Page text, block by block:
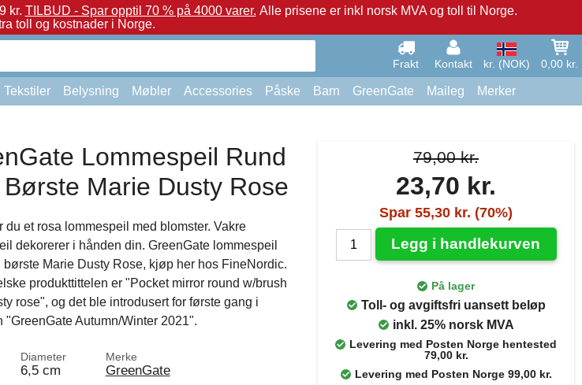
kr. TILBUD - Spar opptil 70 % på 4000 varer. Alle prisene er inkl norsk MVA og toll til Norge.
toll og kostnader i Norge.
Frakt Kontakt kr. (NOK) 0,00 kr.
Tekstiler Belysning Møbler Accessories Påske Barn GreenGate Maileg Merker
79,00 kr.
23,70 kr.
Spar 55,30 kr. (70%)
Legg i handlekurven
På lager
Toll- og avgiftsfri uansett beløp
inkl. 25% norsk MVA
Levering med Posten Norge hentested
79,00 kr.
Levering med Posten Norge 99,00 kr.
Lommespeil Rund
Marie Dusty Rose
du et rosa lommespeil med blomster. Vakre
dekorerer i hånden din. GreenGate lommespeil
børste Marie Dusty Rose, kjøp her hos FineNordic.
produkttittelen er "Pocket mirror round w/brush
rose", og det ble introdusert for første gang i
"GreenGate Autumn/Winter 2021".
Diameter
6,5 cm
Merke
GreenGate